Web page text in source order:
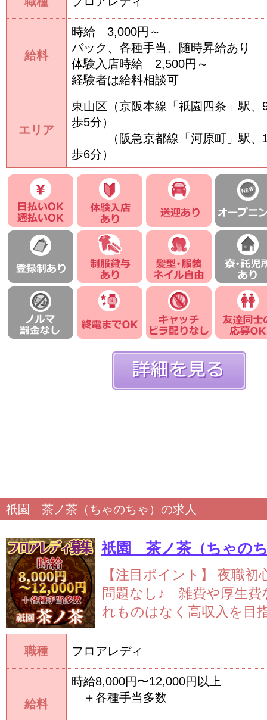
給料
時給 3,000円～
バック、各種手当、随時昇給あり
体験入店時給 2,500円～
経験者は給料相談可
エリア
東山区（京阪本線「祇園四条」駅、
歩5分）
（阪急京都線「河原町」駅、
歩6分）
祇園 茶ノ茶（ちゃのちゃ）の求人
祇園 茶ノ茶（ちゃの
職種 フロアレディ
給料
時給8,000円〜12,000円以上
＋各種手当多数
【注目ポイント】
夜職初
問題なし♪ 雑費や厚生費
れものはなく高収入を目